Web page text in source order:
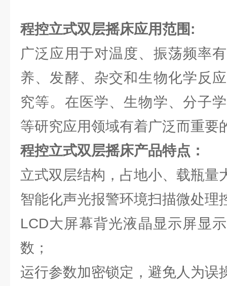
程控立式双层摇床应用范围:
广泛应用于对温度、振荡频率
养、发酵、杂交和生物化学反
究等。在医学、生物学、分子
等研究应用领域有着广泛而重要
程控立式双层摇床产品特点：
立式双层结构，占地小、载瓶量
智能化声光报警环境扫描微处理
LCD大屏幕背光液晶显示屏显
数；
运行参数加密锁定，避免人为误